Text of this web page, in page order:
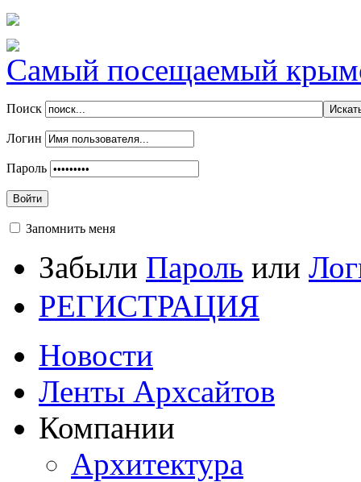
Самый посещаемый
Поиск
Логин
Пароль
Войти
Запомнить меня
Забыли Пароль или
РЕГИСТРАЦИЯ
Новости
Ленты Архсайтов
Компании
Архитектура